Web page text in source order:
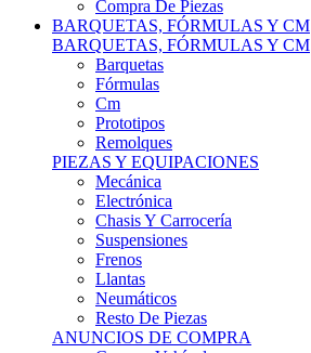
BARQUETAS, FÓRMULAS Y CM
Barquetas
Fórmulas
Cm
Prototipos
Remolques
PIEZAS Y EQUIPACIONES
Mecánica
Electrónica
Chasis Y Carrocería
Suspensiones
Frenos
Llantas
Neumáticos
Resto De Piezas
ANUNCIOS DE COMPRA
Compra Vehículos
Compra De Piezas